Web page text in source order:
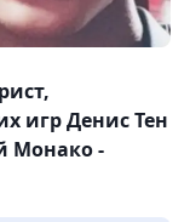
игр Денис Тен
Монако -